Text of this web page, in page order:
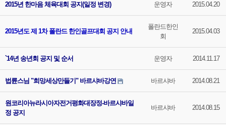
2015년 한마음 체육대회 공지(일정 변경) 운영자 2015.04.20
2015년도 제 1차 폴란드 한인골프대회 공지 안내
폴란드한인
회
2015.04.03
`14년 송년회 공지 및 순서 운영자 2014.11.17
법륜스님 "희망세상만들기" 바르샤바강연 바르샤바 2014.08.21
원코리아뉴라시아자전거평화대장정-바르샤바일
정 공지
바르샤바 2014.08.15